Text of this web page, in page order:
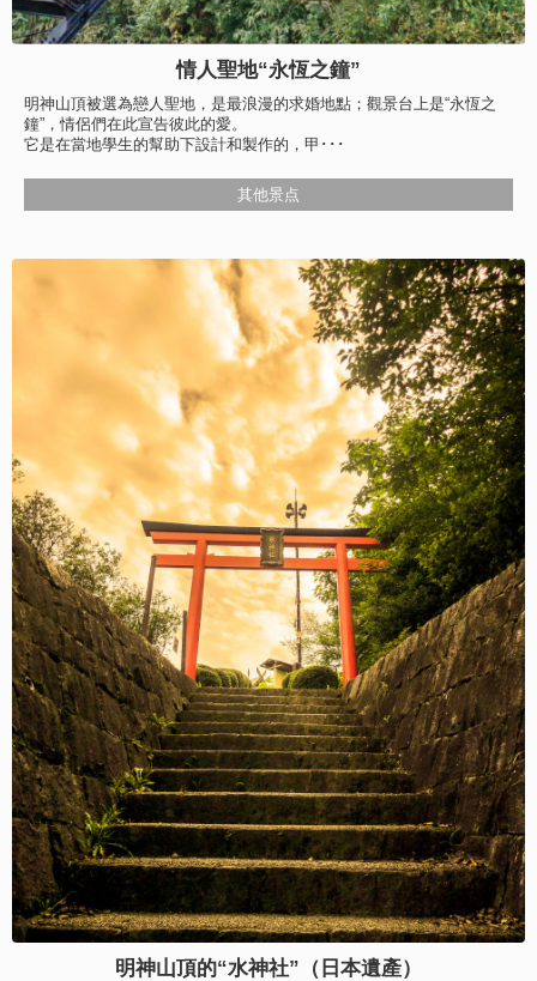
情人聖地“永恆之鐘”
明神山頂被選為戀人聖地，是最浪漫的求婚地點；觀景台上是“永恆之
鐘”，情侶們在此宣告彼此的愛。
它是在當地學生的幫助下設計和製作的，甲･･･
其他景点
明神山頂的“水神社”（日本遺產）